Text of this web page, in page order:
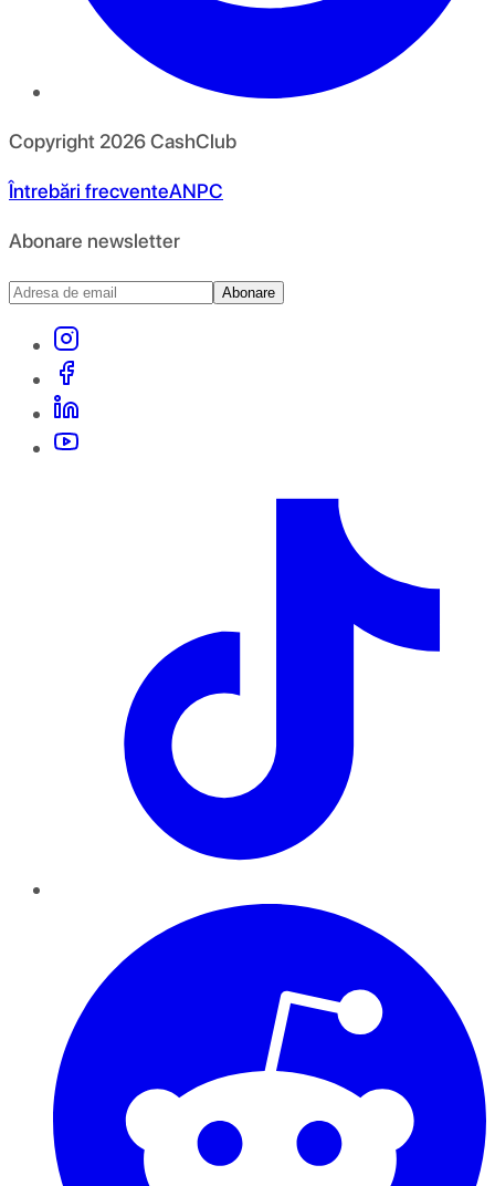
Copyright 2026CashClub
Întrebări frecventeANPC
Abonare newsletter
Abonare